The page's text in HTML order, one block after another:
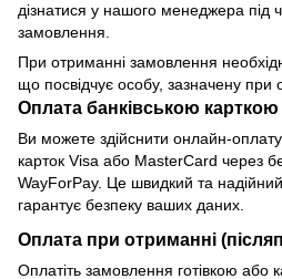
дізнатися у нашого менеджера
замовлення.
При отриманні замовлення
що посвідчує особу, зазначену
Оплата банківською карткою
Ви можете здійснити онлайн-
карток Visa або MasterCard через
WayForPay. Це швидкий та
гарантує безпеку ваших даних.
Оплата при отриманні
Оплатіть замовлення готівкою або